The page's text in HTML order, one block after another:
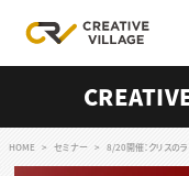
ログイン
HOME セミナー 8/20開催：クリスのラ